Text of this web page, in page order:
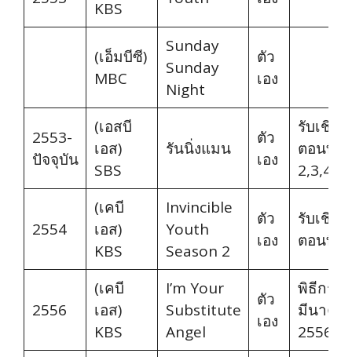
KBS
(เอ็มบีซี)
MBC
Sunday
Sunday
Night
ตัว
เอง
2553-
ปัจจุบัน
(เอสบี
เอส)
SBS
รันนิ่งแมน
ตัว
เอง
รับเชิญ
ตอนที่
2554
(เคบี
เอส)
KBS
Invincible
Youth
Season 2
ตัว
เอง
รับเชิญ
ตอนที่
2556
(เคบี
เอส)
KBS
I’m Your
Substitute
Angel
ตัว
เอง
พิธีกร
มีนาคม
2556